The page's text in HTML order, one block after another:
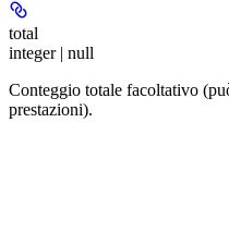
total
integer | null
Conteggio totale facoltativo
prestazioni).